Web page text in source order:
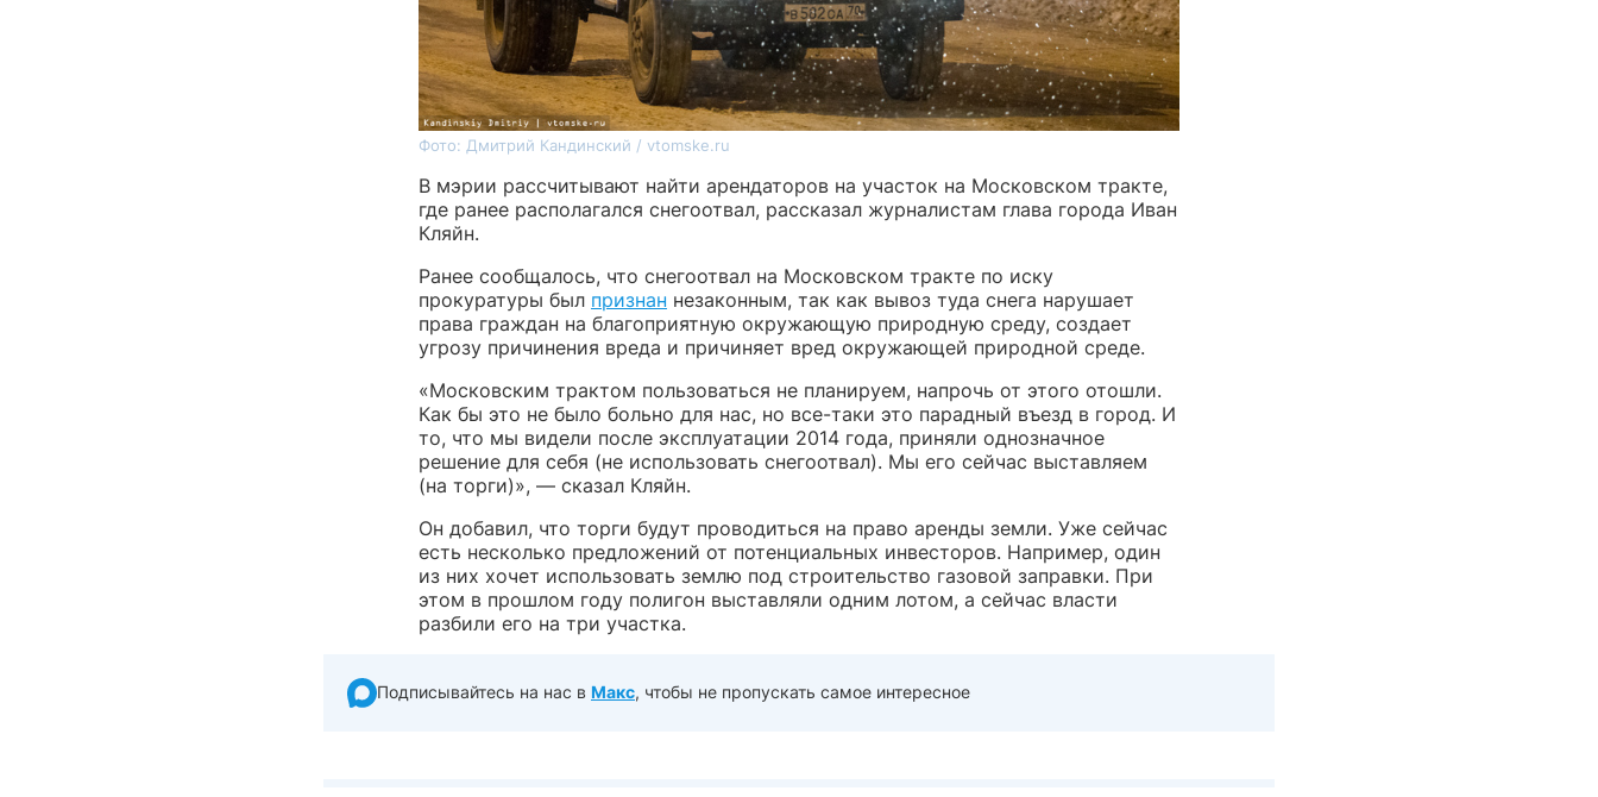
Фото: Дмитрий Кандинский / vtomske.ru
В мэрии рассчитывают найти арендаторов на участок на Московском тракте,
где ранее располагался снегоотвал, рассказал журналистам глава города Иван
Кляйн.
Ранее сообщалось, что снегоотвал на Московском тракте по иску
прокуратуры был признан незаконным, так как вывоз туда снега нарушает
права граждан на благоприятную окружающую природную среду, создает
угрозу причинения вреда и причиняет вред окружающей природной среде.
«Московским трактом пользоваться не планируем, напрочь от этого отошли.
Как бы это не было больно для нас, но все-таки это парадный въезд в город. И
то, что мы видели после эксплуатации 2014 года, приняли однозначное
решение для себя (не использовать снегоотвал). Мы его сейчас выставляем
(на торги)», — сказал Кляйн.
Он добавил, что торги будут проводиться на право аренды земли. Уже сейчас
есть несколько предложений от потенциальных инвесторов. Например, один
из них хочет использовать землю под строительство газовой заправки. При
этом в прошлом году полигон выставляли одним лотом, а сейчас власти
разбили его на три участка.
Подписывайтесь на нас в Макс, чтобы не пропускать самое интересное